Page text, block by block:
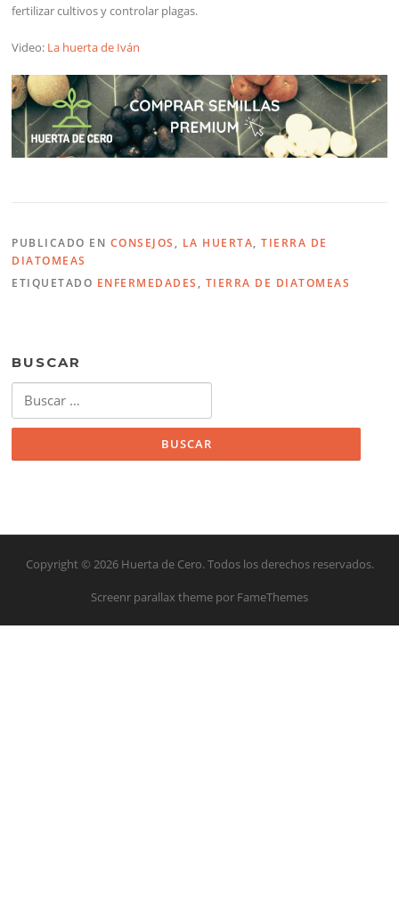
fertilizar cultivos y controlar plagas.
Video: La huerta de Iván
PUBLICADO EN CONSEJOS , LA HUERTA,TIERRA DE
DIATOMEAS
ETIQUETADO ENFERMEDADES , TIERRA DE DIATOMEAS
BUSCAR
Copyright © 2026 Huerta de Cero. Todos los derechos reservados.
Screenr parallax theme por FameThemes